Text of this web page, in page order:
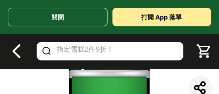
Valid Until 30 June 2026
關閉 打開 App 落單